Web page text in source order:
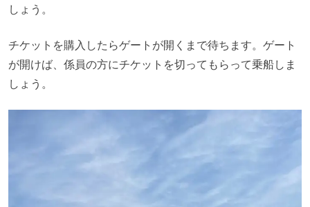
しょう。
チケットを購入したらゲートが開くまで待ちます。ゲート
が開けば、係員の方にチケットを切ってもらって乗船しま
しょう。